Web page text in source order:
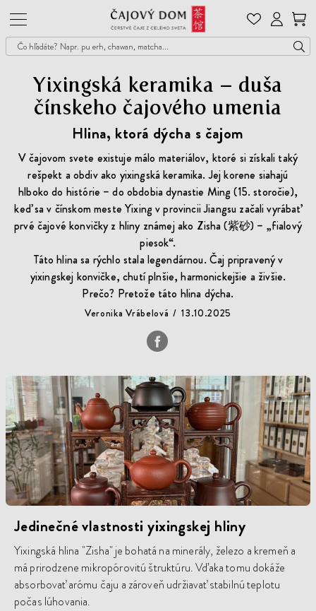
Čajový
Dom
Yixingská keramika – duša
čínskeho čajového umenia
Hlina, ktorá dýcha s čajom
V čajovom svete existuje málo materiálov, ktoré si získali taký
rešpekt a obdiv ako yixingská keramika. Jej korene siahajú
hlboko do histórie – do obdobia dynastie Ming (15. storočie),
keď sa v čínskom meste Yixing v provincii Jiangsu začali vyrábať
prvé čajové konvičky z hliny známej ako Zisha (紫砂) – „fialový
piesok“.
Táto hlina sa rýchlo stala legendárnou. Čaj pripravený v
yixingskej konvičke, chutí plnšie, harmonickejšie a živšie.
Prečo? Pretože táto hlina dýcha.
Veronika Vrábelová 13.10.2025
Jedinečné vlastnosti yixingskej hliny
Yixingská hlina "Zisha" je bohatá na minerály, železo a kremeň a
má prirodzene mikropórovitú štruktúru. Vďaka tomu dokáže
absorbovať arómu čaju a zároveň udržiavať stabilnú teplotu
počas lúhovania.